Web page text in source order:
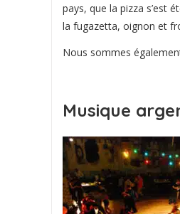
pays, que la pizza s’est
la fugazetta, oignon et
Nous sommes
Musique